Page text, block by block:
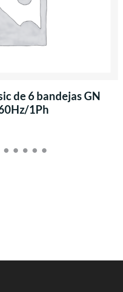
de 6 bandejas GN
1Ph